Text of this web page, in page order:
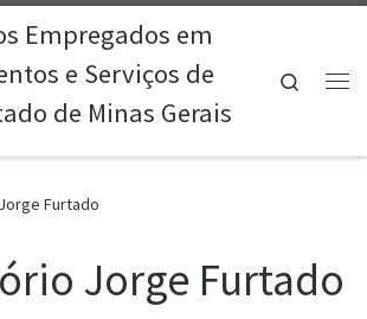
Empregados em
e Serviços de
de Minas Gerais
Search
Furtado
Jorge Furtado